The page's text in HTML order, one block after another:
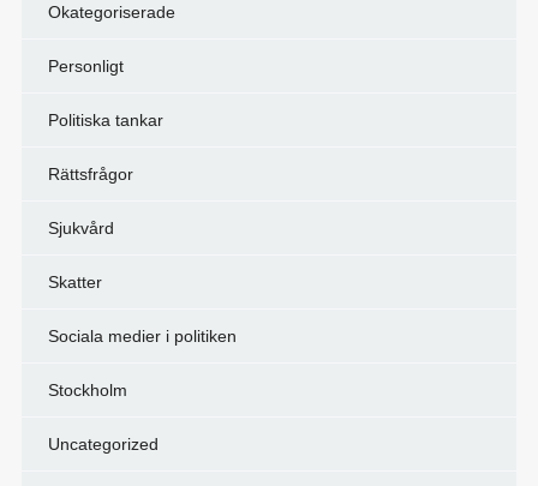
Okategoriserade
Personligt
Politiska tankar
Rättsfrågor
Sjukvård
Skatter
Sociala medier i politiken
Stockholm
Uncategorized